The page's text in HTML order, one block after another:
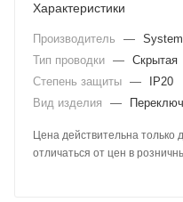
Характеристики
Производитель —
Тип проводки — Скрытая
Степень защиты —
IP20
Вид изделия
—
Цена действительна только
отличаться от цен в